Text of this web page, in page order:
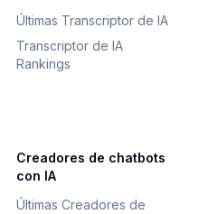
Últimas Transcriptor de IA
Transcriptor de IA
Rankings
Creadores de chatbots
con IA
Últimas Creadores de